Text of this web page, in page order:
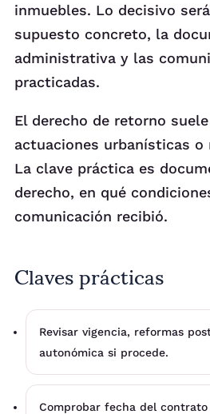
inmuebles. Lo decisivo
supuesto concreto, la
administrativa y las
practicadas.
El derecho de retorno
actuaciones urbanísticas o
La clave práctica es
derecho, en qué
comunicación recibió.
Claves prácticas
Revisar vigencia, reformas
autonómica si procede.
Comprobar fecha del